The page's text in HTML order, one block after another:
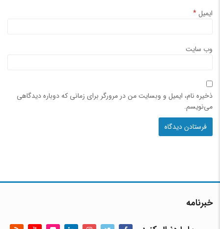
ایمیل*
وب‌ سایت
ذخیره نام، ایمیل و وبسایت من در مرورگر برای زمانی که دوباره دیدگاهی
می‌نویسم.
خبرنامه